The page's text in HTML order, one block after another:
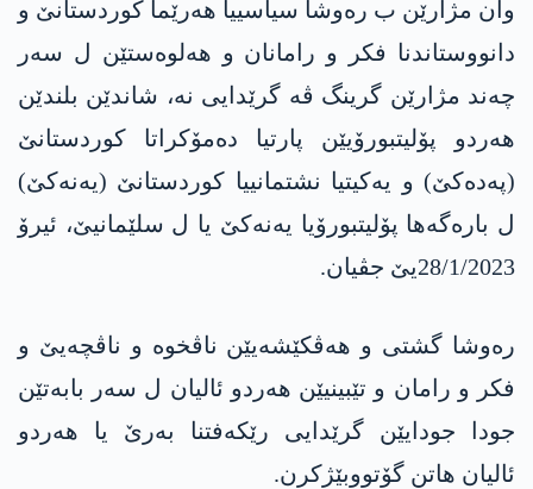
وان مژارێن ب رەوشا سیاسییا ھەرێما کوردستانێ و
دانووستاندنا فکر و رامانان و ھەلوەستێن ل سەر
چەند مژارێن گرینگ ڤە گرێدایی نە، شاندێن بلندێن
ھەردو پۆلیتبورۆیێن پارتیا دەمۆکراتا کوردستانێ
(پەدەکێ) و یەکیتیا نشتمانییا کوردستانێ (یەنەکێ)
ل بارەگەھا پۆلیتبورۆیا یەنەکێ یا ل سلێمانیێ، ئیرۆ
28/1/2023یێ جڤیان.
رەوشا گشتی و ھەڤکێشەیێن ناڤخوە و ناڤچەیێ و
فکر و رامان و تێبینیێن ھەردو ئالیان ل سەر بابەتێن
جودا جودایێن گرێدایی رێکەفتنا بەرێ یا ھەردو
ئالیان ھاتن گۆتووبێژکرن.